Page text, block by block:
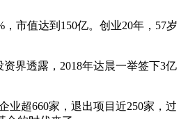
市值达到150亿。创业20年，57岁
界透露，2018年达晨一举签下3亿
超660家，退出项目近250家，过